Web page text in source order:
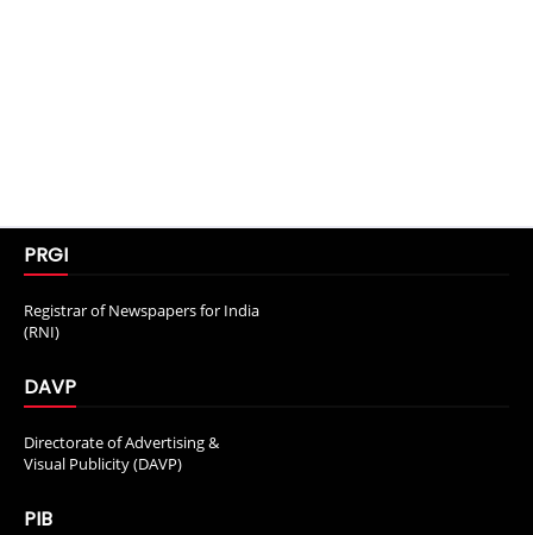
PRGI
Registrar of Newspapers for India
(RNI)
DAVP
Directorate of Advertising &
Visual Publicity (DAVP)
PIB